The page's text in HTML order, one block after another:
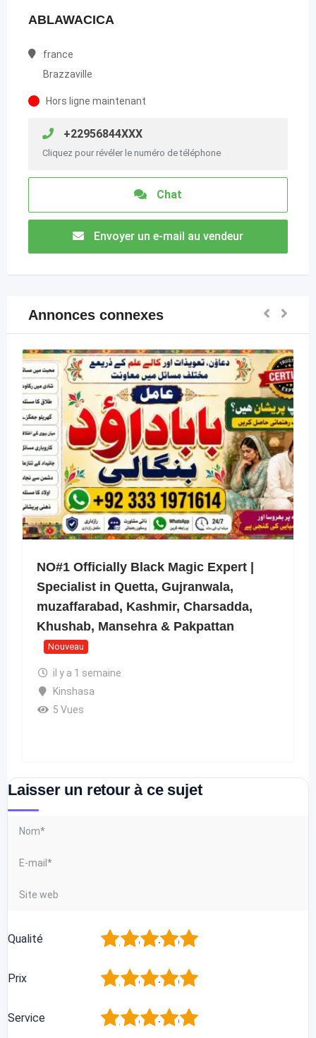
ABLAWACICA
france
Brazzaville
Hors ligne maintenant
+22956844XXX
Cliquez pour révéler le numéro de téléphone
Chat
Envoyer un e-mail au vendeur
Annonces connexes
NO#1 Officially Black Magic Expert |
Specialist in Quetta, Gujranwala,
muzaffarabad, Kashmir, Charsadda,
Khushab, Mansehra & Pakpattan
Nouveau
il y a 1 semaine
Kinshasa
5 Vues
Laisser un retour à ce sujet
Qualité 5
4
3
2
Prix 5
4
3
2
Service 5
4
3
2